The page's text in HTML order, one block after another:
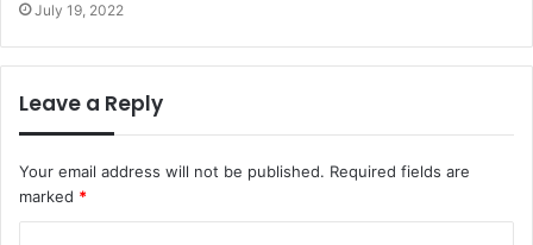
July 19, 2022
Leave a Reply
Your email address will not be published. Required fields are
marked *